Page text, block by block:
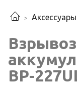
BP-